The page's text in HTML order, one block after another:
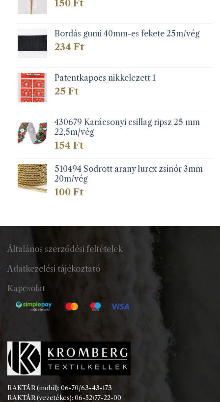
150 Ft
Bordás gumi 40mm-es fekete 25m/vég
234 Ft
Patentkapocs nikkelezett 1
25 Ft
430679 Karácsonyi csillag ripsz 25 mm
22,5m/vég
154 Ft
510494 Sodrott arany lurex zsinór 3mm
20m/vég
100 Ft
Általános szerződési feltételek
Adatkezelési tájékoztató
Kapcsolat
RAKTÁR (mobil): 06-70/63-43-173
RAKTÁR (vezetékes): 06-52/77-22-00